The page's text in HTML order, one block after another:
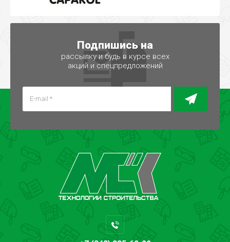
Подпишись на
рассылку и будь в курсе всех
акций и спецпредложений